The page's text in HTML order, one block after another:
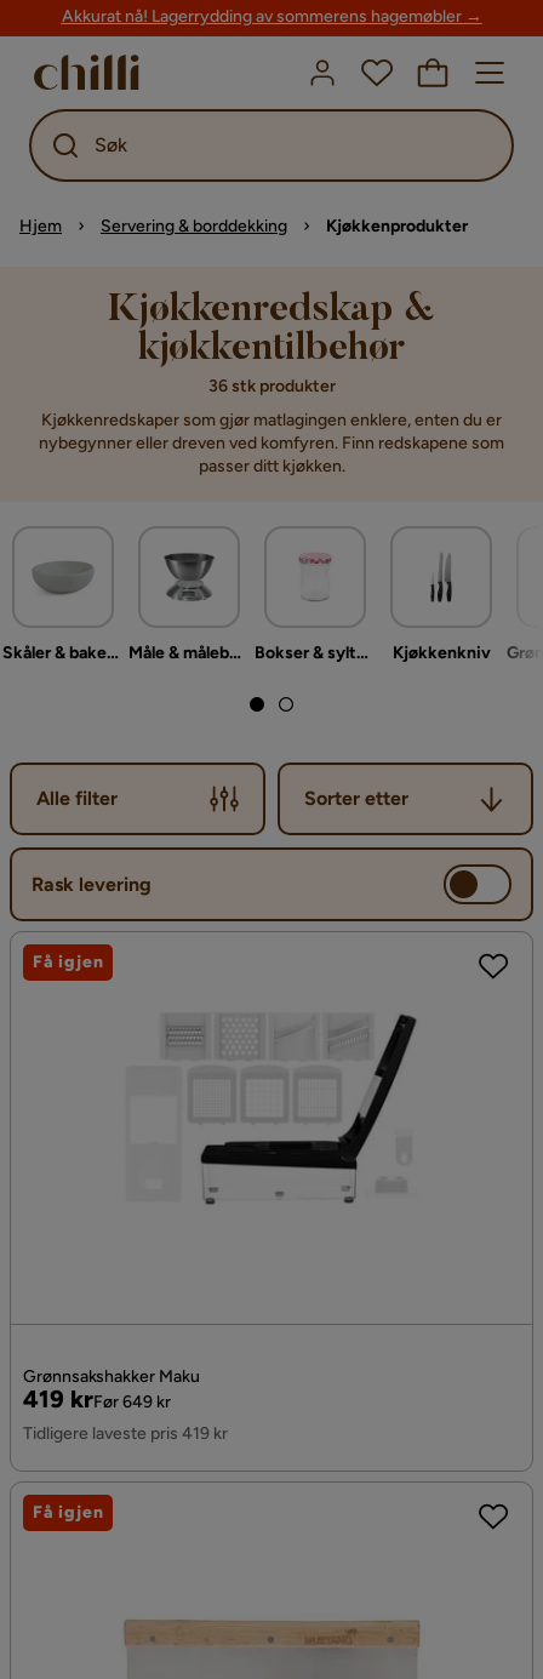
Akkurat nå! Lagerrydding av sommerens hagemøbler →
Søk
Hjem Servering & borddekking Kjøkkenprodukter
Kjøkkenredskap &
kjøkkentilbehør
36 stk produkter
Kjøkkenredskaper som gjør matlagingen enklere, enten du er
nybegynner eller dreven ved komfyren. Finn redskapene som
passer ditt kjøkken.
Skåler & bakeskåler Måle & målebegre Bokser & syltetøyglass Kjøkkenkniv
Alle filter
Sorter etter
Sorter etter
Rask levering
Grønnsakshakker Maku
Pris
419 kr
Original
Pris
Før 649 kr
Tidligere laveste pris 419 kr
Få igjen
Få igjen